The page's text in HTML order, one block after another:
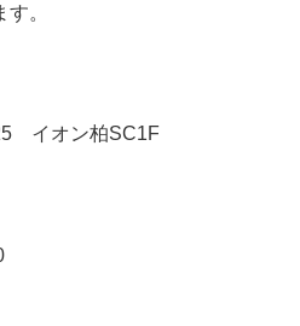
。
イオン柏SC1F